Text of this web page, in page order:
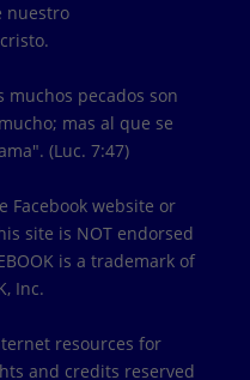
nuestro
muchos pecados son
mas al que se
(Luc. 7:47)
Facebook website or
site is NOT endorsed
is a trademark of
Inc.
resources for
and credits reserved